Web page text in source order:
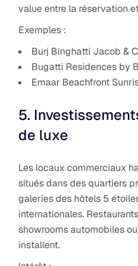
value entre la réservation
Exemples :
Burj Binghatti Jacob &
Bugatti Residences by
Emaar Beachfront
5.
de luxe
Les locaux commerciaux
situés dans des quartiers
galeries des hôtels 5
internationales.
showrooms automobiles ou
installent.